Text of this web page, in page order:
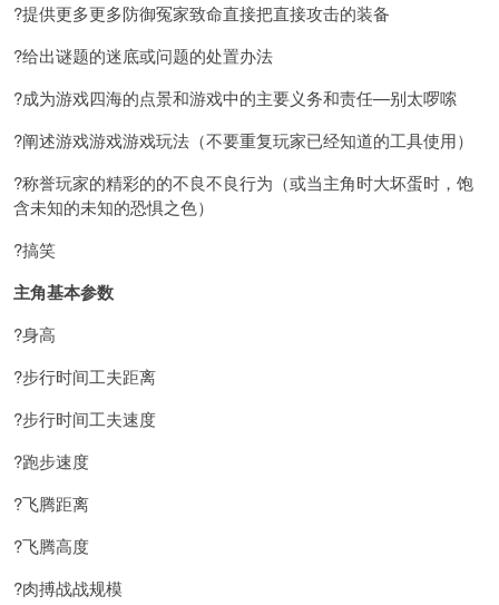
?提供更多更多防御冤家致命直接把直接攻击的装备
?给出谜题的迷底或问题的处置办法
?成为游戏四海的点景和游戏中的主要义务和责任—别太啰嗦
?阐述游戏游戏游戏玩法（不要重复玩家已经知道的工具使用）
?称誉玩家的精彩的的不良不良行为（或当主角时大坏蛋时，饱
含未知的未知的恐惧之色）
?搞笑
主角基本参数
?身高
?步行时间工夫距离
?步行时间工夫速度
?跑步速度
?飞腾距离
?飞腾高度
?肉搏战战规模